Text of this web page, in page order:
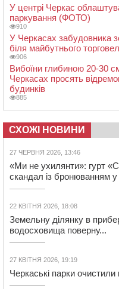
У центрі Черкас
паркування (ФОТО)
910
У Черкасах забудовника
біля майбутнього
906
Вибоїни глибиною 20-30
Черкасах просять
будинків
885
СХОЖІ НОВИНИ
27 ЧЕРВНЯ 2026, 13:46
«Ми не ухилянти»: гурт
скандал із бронюванням
22 КВІТНЯ 2026, 18:08
Земельну ділянку в
водосховища поверну...
27 КВІТНЯ 2026, 19:19
Черкаські парки